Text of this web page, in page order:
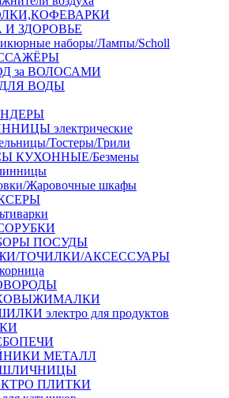
И ЗДОРОВЬЕ
наборы/Лампы/Scholl
за ВОЛОСАМИ
ВОДЫ
электрические
Тостеры/Грили
КУХОННЫЕ/Безмены
Жаровочные шкафы
ПОСУДЫ
ТОЧИЛКИ/АКСЕССУАРЫ
электро для продуктов
МЕТАЛЛ
ПЛИТКИ